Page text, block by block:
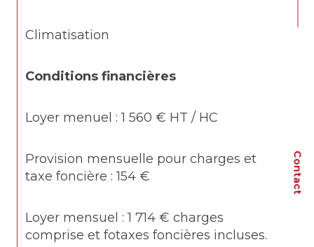
Contact
Climatisation
Conditions financières
Loyer menuel : 1 560 € HT / HC
Provision mensuelle pour charges et
taxe foncière : 154 €
Loyer mensuel : 1 714 € charges
comprise et fotaxes foncières incluses.